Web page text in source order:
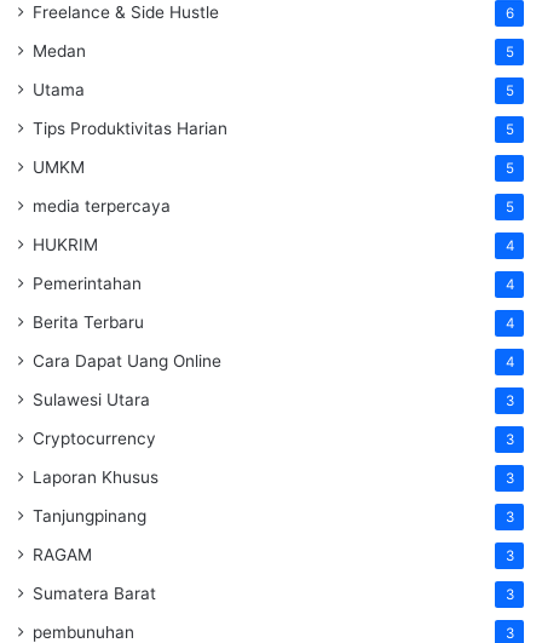
Freelance & Side Hustle 6
Medan 5
Utama 5
Tips Produktivitas Harian 5
UMKM 5
media terpercaya 5
HUKRIM 4
Pemerintahan 4
Berita Terbaru 4
Cara Dapat Uang Online 4
Sulawesi Utara 3
Cryptocurrency 3
Laporan Khusus 3
Tanjungpinang 3
RAGAM 3
Sumatera Barat 3
pembunuhan 3